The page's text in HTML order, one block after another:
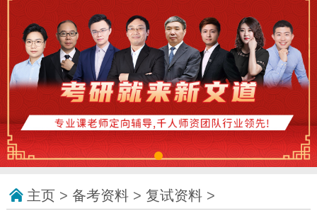
主页 > 备考资料 >复试资料 >